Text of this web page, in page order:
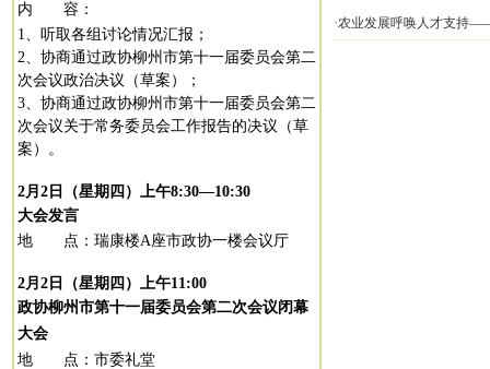
内 容：
1、听取各组讨论情况汇报；
2、协商通过政协柳州市第十一届委员会第二
次会议政治决议（草案）；
3、协商通过政协柳州市第十一届委员会第二
次会议关于常务委员会工作报告的决议（草
案）。
2月 2 日（星期四）上午8:30—10:30
大会发言
地 点：瑞康楼A座市政协一楼会议厅
2月 2 日（星期四）上午11:00
政协柳州市第十一届委员会第二次会议闭幕
大会
地 点：市委礼堂
·农业发展呼唤人才支持